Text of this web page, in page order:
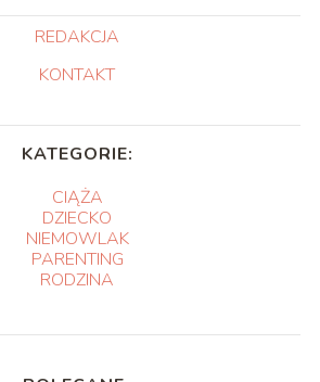
REDAKCJA
KONTAKT
KATEGORIE:
CIĄŻA
DZIECKO
NIEMOWLAK
PARENTING
RODZINA